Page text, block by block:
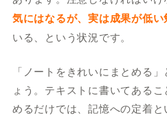
気にはなるが、実は成果が低い
いる、という状況です。
「ノートをきれいにまとめる
ょう。テキストに書いてある
めるだけでは、記憶への定着